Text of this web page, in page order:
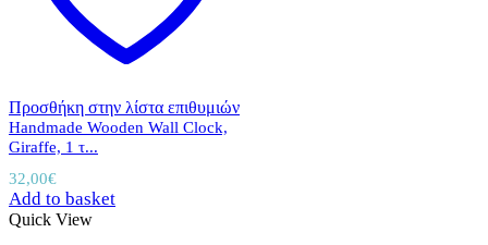
Προσθήκη στην λίστα επιθυμιών
Handmade Wooden Wall Clock,
Giraffe, 1 τ...
32,00€
Add to basket
Quick View